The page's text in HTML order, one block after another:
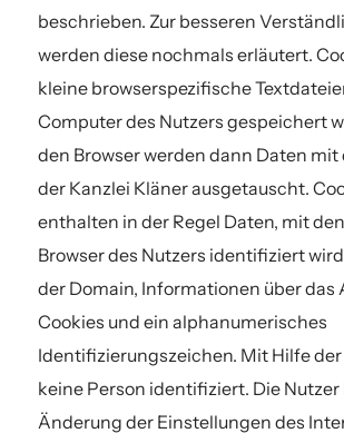
beschrieben. Zur besseren
werden diese nochmals erläutert.
kleine browserspezifische
Computer des Nutzers gespeichert
den Browser werden dann Daten mit
der Kanzlei Kläner ausgetauscht.
enthalten in der Regel Daten, mit
Browser des Nutzers identifiziert
der Domain, Informationen über das
Cookies und ein alphanumerisches
Identifizierungszeichen. Mit Hilfe
keine Person identifiziert. Die
Änderung der Einstellungen des